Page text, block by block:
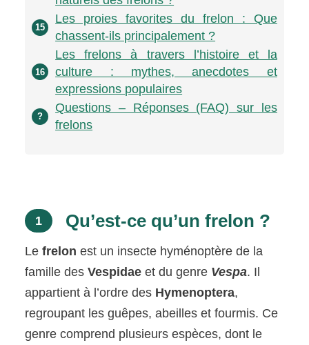
15
Les proies favorites du frelon : Que
chassent-ils principalement ?
16
Les frelons à travers l’histoire et la
culture : mythes, anecdotes et
expressions populaires
?
Questions – Réponses (FAQ) sur les
frelons
1 Qu’est-ce qu’un frelon ?
Lefrelon est un insecte hyménoptère de la
famille desVespidae et du genre Vespa. Il
appartient à l’ordre des Hymenoptera,
regroupant les guêpes, abeilles et fourmis. Ce
genre comprend plusieurs espèces, dont le